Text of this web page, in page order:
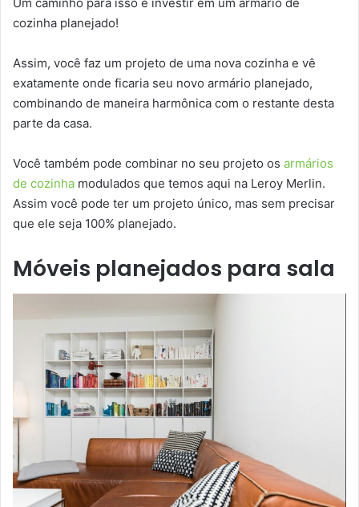
cozinha planejado!
Assim, você faz um projeto de uma nova cozinha e vê
exatamente onde ficaria seu novo armário planejado,
combinando de maneira harmônica com o restante desta
parte da casa.
Você também pode combinar no seu projeto os armários
de cozinha modulados que temos aqui na Leroy Merlin.
Assim você pode ter um projeto único, mas sem precisar
que ele seja 100% planejado.
Móveis planejados para sala